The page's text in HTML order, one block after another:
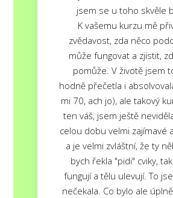
jsem se u toho skvěle
K vašemu kurzu mě
zvědavost, zda něco
může fungovat a zjistit,
pomůže. V životě jsem
hodně přečetla i
mi 70, ach jo), ale takový
ten váš, jsem ještě
celou dobu velmi zajímavé
a je velmi zvláštní, že ty
bych řekla "pidi" cviky,
fungují a tělu ulevují. To
nečekala. Co bylo ale